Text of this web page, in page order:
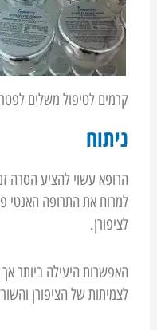
קרמים לטיפול משלים
ניתוח
הרופא עשוי להציע הסרה
למרוח את התרופה האנטי
לציפורן.
האפשרות היעילה ביותר
לצמיתות של הציפורן